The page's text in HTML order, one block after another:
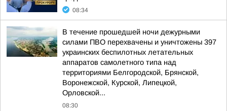
08:34
В течение прошедшей ночи дежурными
силами ПВО перехвачены и уничтожены 397
украинских беспилотных летательных
аппаратов самолетного типа над
территориями Белгородской, Брянской,
Воронежской, Курской, Липецкой,
Орловской...
08:30